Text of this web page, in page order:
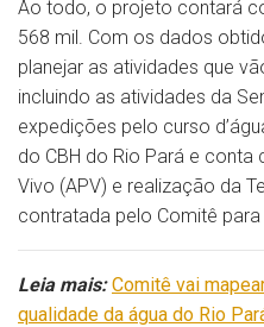
Ao todo, o projeto contará
568 mil. Com os dados
planejar as atividades que
incluindo as atividades da
expedições pelo curso
do CBH do Rio Pará e
Vivo (APV) e realização da
contratada pelo Comitê
Leia mais: Comitê vai
qualidade da água do Rio